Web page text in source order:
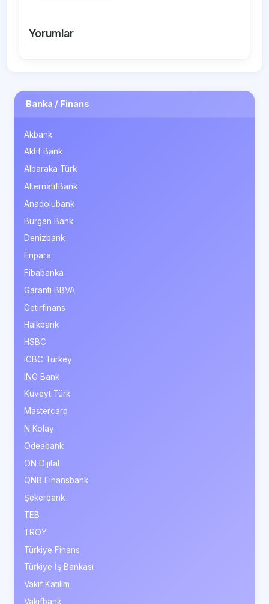
Yorumlar
Banka / Finans
Akbank
Aktif Bank
Albaraka Türk
AlternatifBank
Anadolubank
Burgan Bank
Denizbank
Enpara
Fibabanka
Garanti BBVA
Getirfinans
Halkbank
HSBC
ICBC Turkey
ING Bank
Kuveyt Türk
Mastercard
N Kolay
Odeabank
ON Dijital
QNB Finansbank
Şekerbank
TEB
TROY
Türkiye Finans
Türkiye İş Bankası
Vakıf Katılım
Vakıfbank